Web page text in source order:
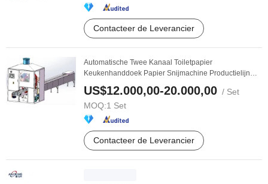
Contacteer de Leverancier
Automatische Twee Kanaal Toiletpapier
Keukenhanddoek Papier Snijmachine Productielijn
Papier Snijder ...
US$12.000,00-20.000,00 / Set
MOQ:1 Set
Contacteer de Leverancier